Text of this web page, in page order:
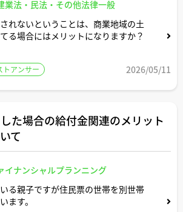
業法・民法・その他法律一般
れないということは、商業地域の土
る場合にはメリットになりますか？
トアンサー 2026/05/11
た場合の給付金関連のメリット
て
イナンシャルプランニング
る親子ですが住民票の世帯を別世帯
ます。